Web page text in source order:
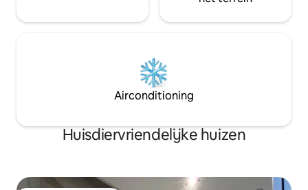
Airconditioning
Huisdiervriendelijke huizen